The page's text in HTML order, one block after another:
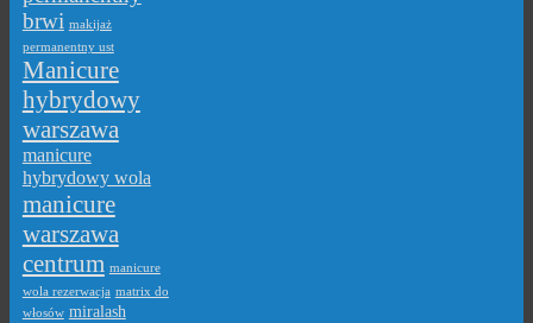
brwi makijaż
permanentny ust
Manicure
hybrydowy
warszawa
manicure
hybrydowy wola
manicure
warszawa
centrum manicure
wola rezerwacja matrix do
włosów miralash